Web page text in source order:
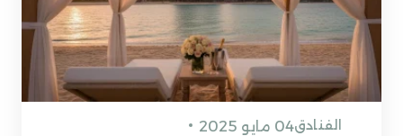
الفنادق04 مايو 2025